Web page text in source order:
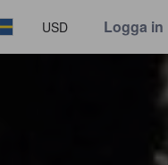
USD Logga in